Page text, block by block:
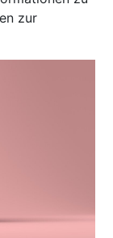
zur